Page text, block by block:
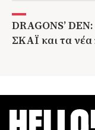
DRAGONS’
ΣΚΑΪ και τα